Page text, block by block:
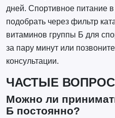
дней. Спортивное питание
подобрать через фильтр
витаминов группы Б для
за пару минут или
консультации.
ЧАСТЫЕ
Можно ли
Б постоянно?